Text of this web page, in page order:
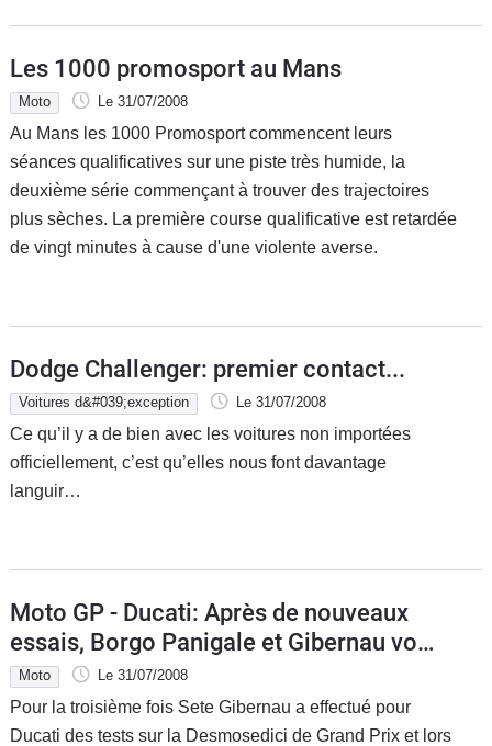
Les 1000 promosport au Mans
Moto Le 31/07/2008
Au Mans les 1000 Promosport commencent leurs
séances qualificatives sur une piste très humide, la
deuxième série commençant à trouver des trajectoires
plus sèches. La première course qualificative est retardée
de vingt minutes à cause d'une violente averse.
Dodge Challenger: premier contact...
Voitures d&#039;exception Le 31/07/2008
Ce qu’il y a de bien avec les voitures non importées
officiellement, c’est qu’elles nous font davantage
languir…
Moto GP - Ducati: Après de nouveaux
essais, Borgo Panigale et Gibernau vont
discuter d'avenir
Moto Le 31/07/2008
Pour la troisième fois Sete Gibernau a effectué pour
Ducati des tests sur la Desmosedici de Grand Prix et lors